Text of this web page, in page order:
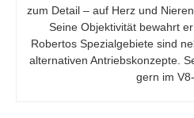
zum Detail – auf Herz und
Seine Objektivität bewahrt
Robertos Spezialgebiete sind
alternativen Antriebskonzepte.
gern im V8-